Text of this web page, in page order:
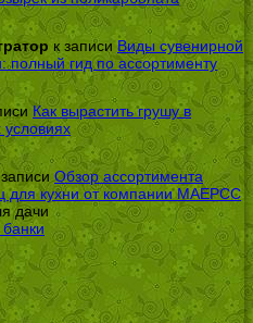
к записи Виды сувенирной
полный гид по ассортименту
Как вырастить грушу в
Обзор ассортимента
для кухни от компании МАЕРСС
дачи